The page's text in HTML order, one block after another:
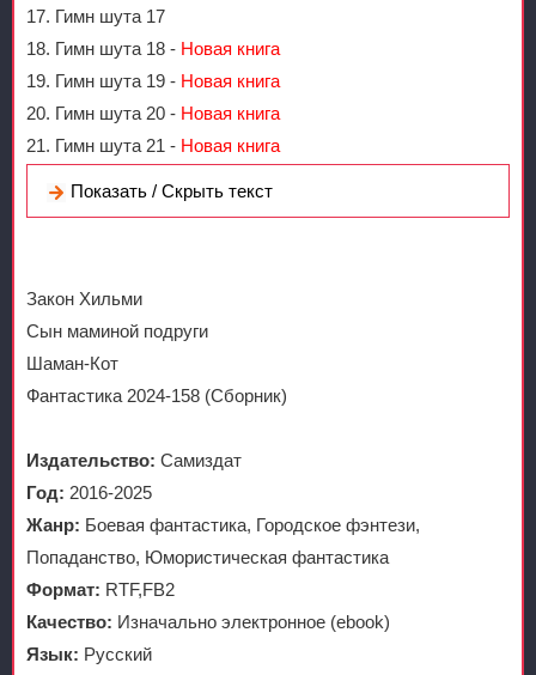
17. Гимн шута 17
18. Гимн шута 18 - Новая книга
19. Гимн шута 19 - Новая книга
20. Гимн шута 20 - Новая книга
21. Гимн шута 21 - Новая книга
Показать / Скрыть текст
Закон Хильми
Сын маминой подруги
Шаман-Кот
Фантастика 2024-158 (Сборник)
Издательство: Самиздат
Год: 2016-2025
Жанр: Боевая фантастика, Городское фэнтези,
Попаданство, Юмористическая фантастика
Формат: RTF,FB2
Качество: Изначально электронное (ebook)
Язык: Русский